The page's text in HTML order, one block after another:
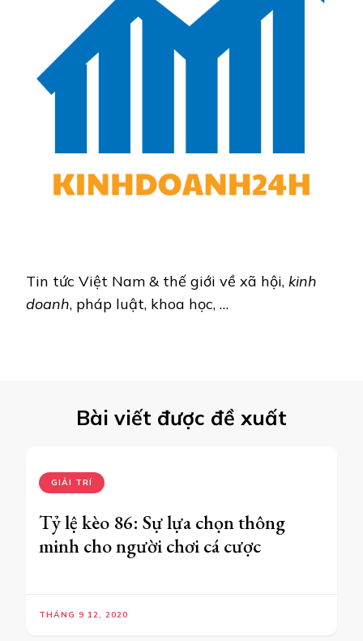
Tin tức Việt Nam & thế giới về xã hội, kinh
doanh, pháp luật, khoa học, …
Bài viết được đề xuất
GIẢI TRÍ
Tỷ lệ kèo 86: Sự lựa chọn thông
minh cho người chơi cá cược
THÁNG 9 12, 2020